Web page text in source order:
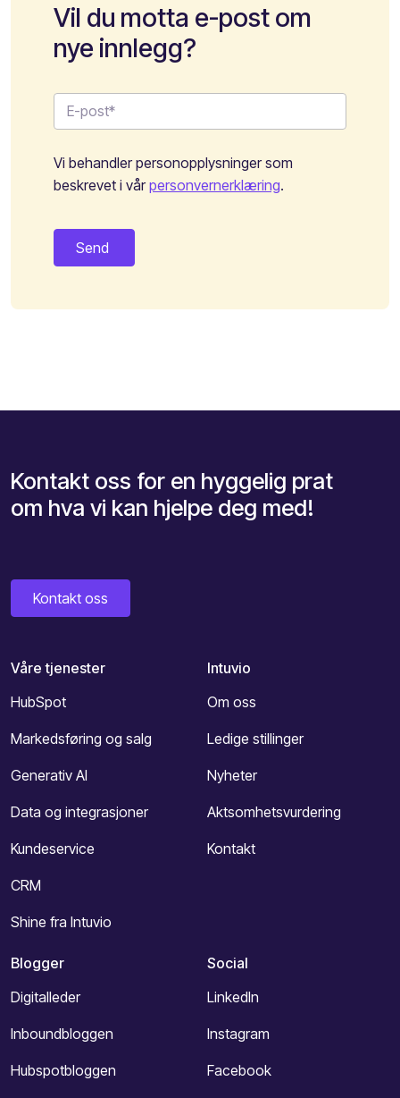
Vil du motta e-post om
nye innlegg?
Vi behandler personopplysninger som
beskrevet i vårpersonvernerklæring.
Kontakt oss for en hyggelig prat
om hva vi kan hjelpe deg med!
Kontakt oss
Våre tjenester
HubSpot
Markedsføring og salg
Generativ AI
Data og integrasjoner
Kundeservice
CRM
Shine fra Intuvio
Intuvio
Om oss
Ledige stillinger
Nyheter
Aktsomhetsvurdering
Kontakt
Blogger
Digitalleder
Inboundbloggen
Hubspotbloggen
Social
LinkedIn
Instagram
Facebook